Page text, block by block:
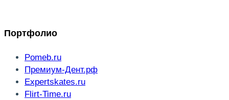
Портфолио
Pomeb.ru
Премиум-Дент.рф
Expertskates.ru
Flirt-Time.ru